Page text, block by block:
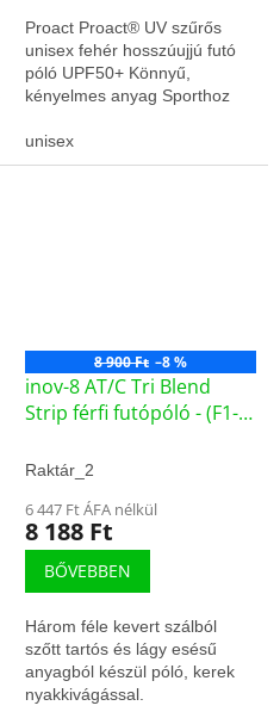
Proact Proact® UV szűrős
unisex fehér hosszúujjú futó
póló UPF50+ Könnyű,
kényelmes anyag Sporthoz
unisex
8 900 Ft –8 %
inov-8 AT/C Tri Blend
Strip férfi futópóló - (F1-
Raktár_2
6 447 Ft ÁFA nélkül
8 188 Ft
BŐVEBBEN
Három féle kevert szálból
szőtt tartós és lágy esésű
anyagból készül póló, kerek
nyakkivágással.